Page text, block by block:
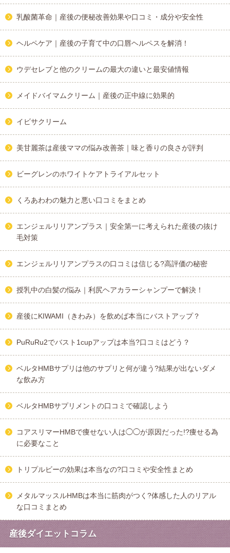
乳酸菌革命｜産後の便秘改善効果や口コミ・成分や安全性
ヘルペケア｜産後の子育て中の口唇ヘルペスを解消！
ウデセレブと他のクリームの最大の違いと最安値情報
メイドバイマムクリーム｜産後の正中線に効果的
イビサクリーム
美甘麗茶は産後ママの悩み改善茶｜味と香りの良さが評判
ビーグレンのホワイトケアトライアルセット
くろあわわの魅力と悪い口コミをまとめ
エンジェルリリアンプラス｜安全第一に考えられた産後の抜け
毛対策
エンジェルリリアンプラスの口コミは信じる?高評価の秘密
授乳中の白髪の悩み｜利尻ヘアカラーシャンプーで解決！
産後にKIWAMI（きわみ）を飲めば本当にバストアップ？
PuRuRu2でバスト1cupアップは本当?口コミはどう？
ベルタHMBサプリは他のサプリと何が違う?結果が出ないダメ
な飲み方
ベルタHMBサプリメントの口コミで確認しよう
コアスリマーHMBで痩せない人は◯◯が原因だった!?痩せる為
に必要なこと
トリプルビーの効果は本当なの?口コミや安全性まとめ
メタルマッスルHMBは本当に筋肉がつく?体感した人のリアル
な口コミまとめ
産後ダイエットコラム